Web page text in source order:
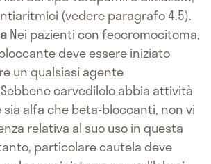
(vedere paragrafo 4.5).
Nei pazienti con feocromocitoma,
deve essere iniziato
un qualsiasi agente
carvedilolo abbia attività
alfa che beta-bloccanti, non vi
relativa al suo uso in questa
particolare cautela deve